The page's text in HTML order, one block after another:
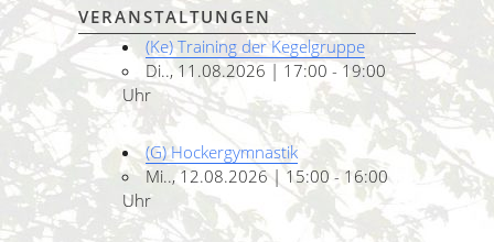
VERANSTALTUNGEN
(Ke) Training der Kegelgruppe
Di.., 11.08.2026 | 17:00 - 19:00
Uhr
(G) Hockergymnastik
Mi.., 12.08.2026 | 15:00 - 16:00
Uhr